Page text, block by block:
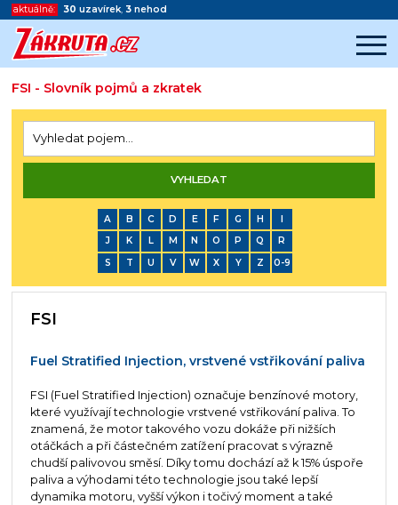
aktuálně: 30 uzavírek, 3 nehod
FSI - Slovník pojmů a zkratek
Konec reklamy
A B C D E F G H
I
J
K L M N O P Q
R
S
T U V W X Y Z 0-9
FSI
Fuel Stratified Injection, vrstvené vstřikování paliva
FSI (Fuel Stratified Injection) označuje benzínové motory,
které využívají technologie vrstvené vstřikování paliva. To
znamená, že motor takového vozu dokáže při nižších
otáčkách a při částečném zatížení pracovat s výrazně
chudší palivovou směsí. Díky tomu dochází až k 15% úspoře
paliva a výhodami této technologie jsou také lepší
dynamika motoru, vyšší výkon i točivý moment a také